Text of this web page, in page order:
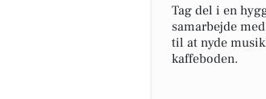
Tag del i en
samarbejde
til at nyde
kaffeboden.